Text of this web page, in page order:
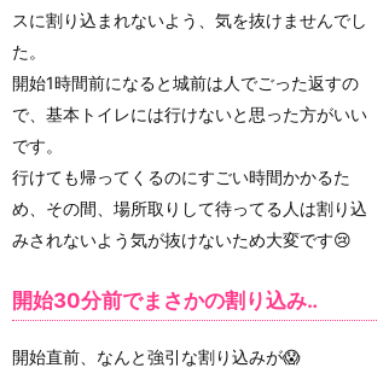
スに割り込まれないよう、気を抜けませんでし
た。
開始1時間前になると城前は人でごった返すの
で、基本トイレには行けないと思った方がいい
です。
行けても帰ってくるのにすごい時間かかるた
め、その間、場所取りして待ってる人は割り込
みされないよう気が抜けないため大変です😢
開始30分前でまさかの割り込み‥
開始直前、なんと強引な割り込みが😱